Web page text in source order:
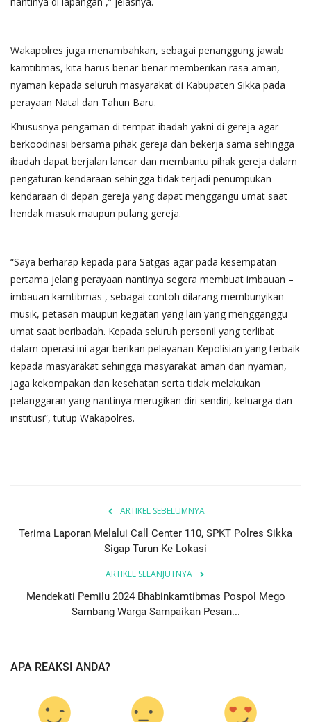
Wakapolres juga menambahkan, sebagai penanggung jawab
kamtibmas, kita harus benar-benar memberikan rasa aman,
nyaman kepada seluruh masyarakat di Kabupaten Sikka pada
perayaan Natal dan Tahun Baru.
Khususnya pengaman di tempat ibadah yakni di gereja agar
berkoodinasi bersama pihak gereja dan bekerja sama sehingga
ibadah dapat berjalan lancar dan membantu pihak gereja dalam
pengaturan kendaraan sehingga tidak terjadi penumpukan
kendaraan di depan gereja yang dapat menggangu umat saat
hendak masuk maupun pulang gereja.
“Saya berharap kepada para Satgas agar pada kesempatan
pertama jelang perayaan nantinya segera membuat imbauan –
imbauan kamtibmas , sebagai contoh dilarang membunyikan
musik, petasan maupun kegiatan yang lain yang mengganggu
umat saat beribadah. Kepada seluruh personil yang terlibat
dalam operasi ini agar berikan pelayanan Kepolisian yang terbaik
kepada masyarakat sehingga masyarakat aman dan nyaman,
jaga kekompakan dan kesehatan serta tidak melakukan
pelanggaran yang nantinya merugikan diri sendiri, keluarga dan
institusi”, tutup Wakapolres.
ARTIKEL SEBELUMNYA
Terima Laporan Melalui Call Center 110, SPKT Polres Sikka
Sigap Turun Ke Lokasi
ARTIKEL SELANJUTNYA
Mendekati Pemilu 2024 Bhabinkamtibmas Pospol Mego
Sambang Warga Sampaikan Pesan...
APA REAKSI ANDA?